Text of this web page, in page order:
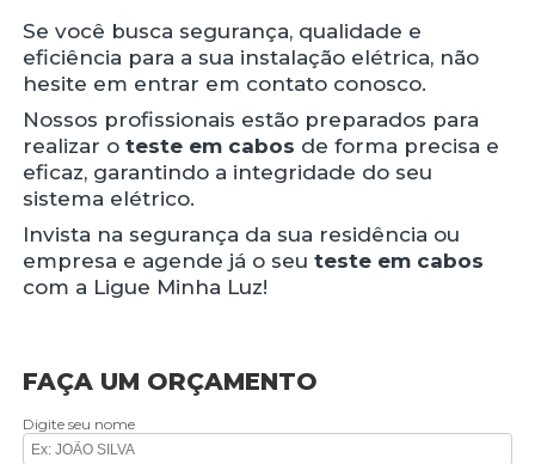
Se você busca segurança, qualidade e
eficiência para a sua instalação elétrica, não
hesite em entrar em contato conosco.
Nossos profissionais estão preparados para
realizar oteste em cabos de forma precisa e
eficaz, garantindo a integridade do seu
sistema elétrico.
Invista na segurança da sua residência ou
empresa e agende já o seuteste em cabos
com a Ligue Minha Luz!
FAÇA UM ORÇAMENTO
Digite seu nome